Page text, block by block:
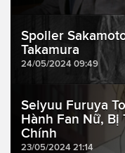
Spoiler
Takamura
24/05/2024 09:49
Seiyuu Furuya
Hành Fan Nữ, Bị
Chính
23/05/2024 21:14